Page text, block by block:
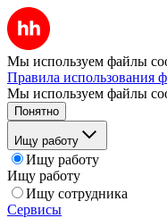
Мы используем файлы
Правила использования
Мы используем файлы
Понятно
Ищу работу
Ищу работу
Ищу работу
Ищу сотрудника
Сервисы